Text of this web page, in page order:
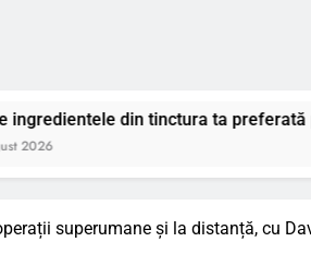
tinctura ta preferată pot transforma
superumane și la distanță, cu